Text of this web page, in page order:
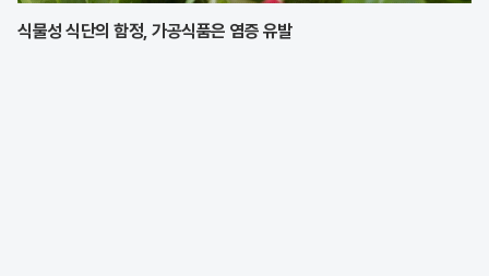
식물성 식단의 함정, 가공식품은 염증 유발